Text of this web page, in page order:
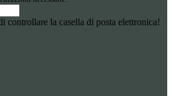
controllare la casella di posta elettronica!